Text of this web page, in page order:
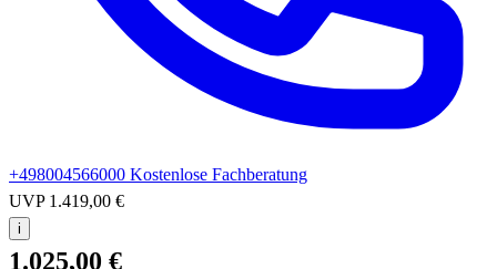
+498004566000 Kostenlose Fachberatung
UVP 1.419,00 €
i
1.025,00 €